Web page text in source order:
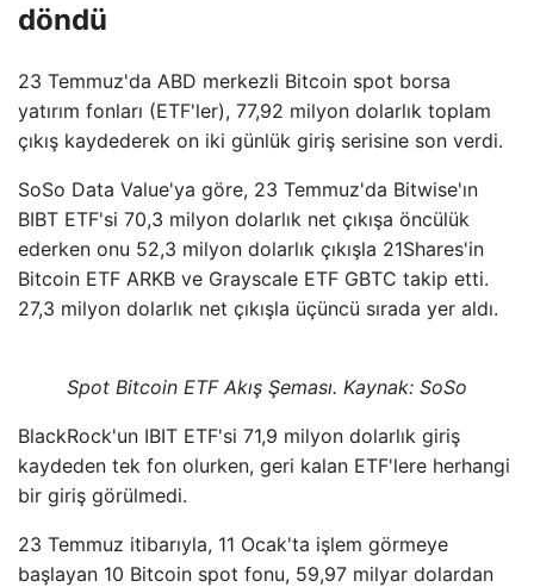
döndü
23 Temmuz'da ABD merkezli Bitcoin spot borsa
yatırım fonları (ETF'ler), 77,92 milyon dolarlık toplam
çıkış kaydederek on iki günlük giriş serisine son verdi.
SoSo Data Value'ya göre, 23 Temmuz'da Bitwise'ın
BIBT ETF'si 70,3 milyon dolarlık net çıkışa öncülük
ederken onu 52,3 milyon dolarlık çıkışla 21Shares'in
Bitcoin ETF ARKB ve Grayscale ETF GBTC takip etti.
27,3 milyon dolarlık net çıkışla üçüncü sırada yer aldı.
Spot Bitcoin ETF Akış Şeması. Kaynak: SoSo
BlackRock'un IBIT ETF'si 71,9 milyon dolarlık giriş
kaydeden tek fon olurken, geri kalan ETF'lere herhangi
bir giriş görülmedi.
23 Temmuz itibarıyla, 11 Ocak'ta işlem görmeye
başlayan 10 Bitcoin spot fonu, 59,97 milyar dolardan